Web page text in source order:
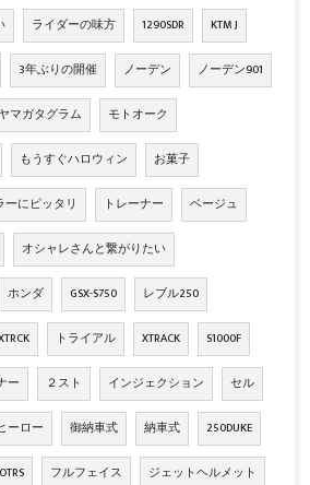
ライダーの味方 1290SDR KTM J
3年ぶりの開催 ノーデン ノーデン901
マガタグラム モトオーク
もうすぐハロウィン お菓子
ーにピッタリ トレーナー ベージュ
オシャレさんと繋がりたい
ホンダ GSX-S750 レブル250
トライアル XTRACK S1000F
ー ２スト インジェクション セル
ーロー 御納車式 納車式 250DUKE
フルフェイス ジェットヘルメット